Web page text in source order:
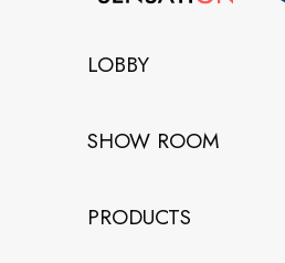
LOBBY
SHOW ROOM
PRODUCTS